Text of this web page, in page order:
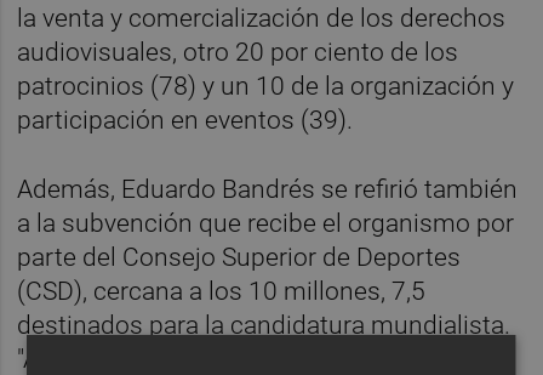
la venta y comercialización de los derechos
audiovisuales, otro 20 por ciento de los
patrocinios (78) y un 10 de la organización y
participación en eventos (39).
Además, Eduardo Bandrés se refirió también
a la subvención que recibe el organismo por
parte del Consejo Superior de Deportes
(CSD), cercana a los 10 millones, 7,5
destinados para la candidatura mundialista.
"A veces, el público puede entender que la